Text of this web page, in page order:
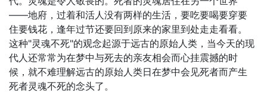
――地府，过着和活人没有两样的生活，要吃要喝要穿要
住要钱花，逢年过节还要回到原来的家里到处走走看看。
这种"灵魂不死"的观念起源于远古的原始人类，当今天的现
代人还常常为在梦中与死去的亲友相会而心挂震撼的时
候，就不难理解远古的原始人类日在梦中会见死者而产生
死者灵魂不死的念头了。